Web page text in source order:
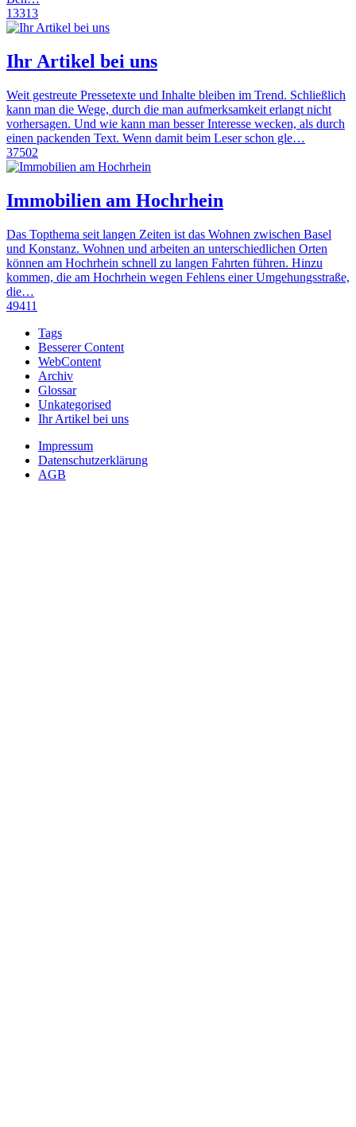
13313
Ihr Artikel bei uns
Weit gestreute Pressetexte und Inhalte bleiben im Trend. Schließlich
kann man die Wege, durch die man aufmerksamkeit erlangt nicht
vorhersagen. Und wie kann man besser Interesse wecken, als durch
einen packenden Text. Wenn damit beim Leser schon gle…
37502
Immobilien am Hochrhein
Das Topthema seit langen Zeiten ist das Wohnen zwischen Basel
und Konstanz. Wohnen und arbeiten an unterschiedlichen Orten
können am Hochrhein schnell zu langen Fahrten führen. Hinzu
kommen, die am Hochrhein wegen Fehlens einer Umgehungsstraße,
die…
49411
Tags
Besserer Content
WebContent
Archiv
Glossar
Unkategorised
Ihr Artikel bei uns
Impressum
Datenschutzerklärung
AGB